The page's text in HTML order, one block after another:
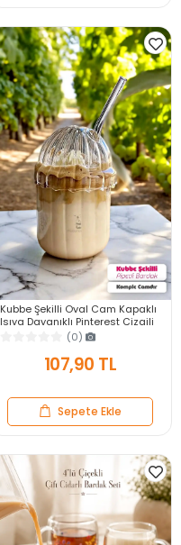
Kubbe Şekilli Oval Cam Kapaklı
Isıya Dayanıklı Pinterest Çizgili
Bardak Kahve Sunum Bardağı
(0)
107,90 TL
Sepete Ekle